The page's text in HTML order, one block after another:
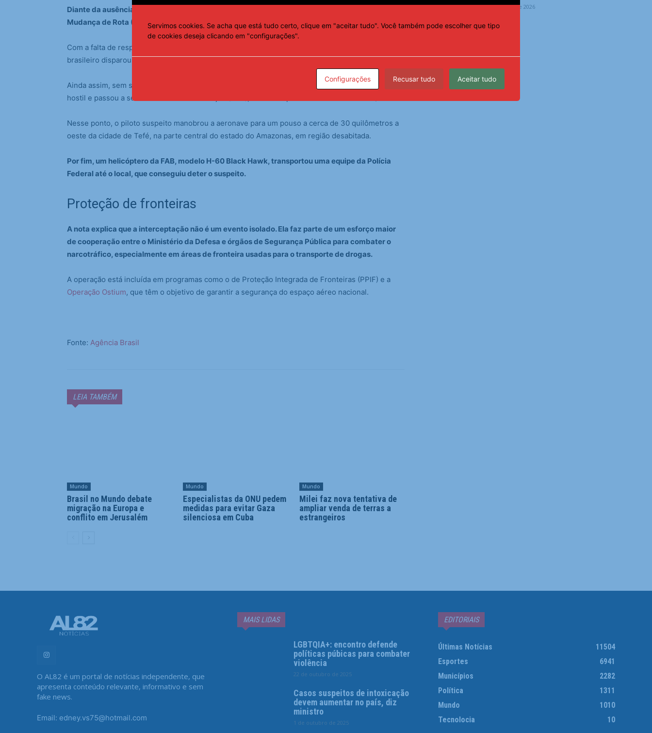
Diante da ausência de resposta, o próximo passo foi a ordem da Defesa Aeroespacial para a
Mudança de Rota (MRO) da aeronave monitorada.
Com a falta de resposta do piloto desta outra aeronave interceptada, o piloto do avião militar
brasileiro disparou tiros de aviso.
Ainda assim, sem sinal de colaboração do piloto seguido pela FAB, o avião foi classificado como
hostil e passou a ser alvo do Tiro de Detenção (TDE), conforme previsto no Decreto 5.144/04.
Nesse ponto, o piloto suspeito manobrou a aeronave para um pouso a cerca de 30 quilômetros a
oeste da cidade de Tefé, na parte central do estado do Amazonas, em região desabitada.
Por fim, um helicóptero da FAB, modelo H-60 Black Hawk, transportou uma equipe da Polícia
Federal até o local, que conseguiu deter o suspeito.
Proteção de fronteiras
A nota explica que a interceptação não é um evento isolado. Ela faz parte de um esforço maior
de cooperação entre o Ministério da Defesa e órgãos de Segurança Pública para combater o
narcotráfico, especialmente em áreas de fronteira usadas para o transporte de drogas.
A operação está incluída em programas como o de Proteção Integrada de Fronteiras (PPIF) e a
Operação Ostium, que têm o objetivo de garantir a segurança do espaço aéreo nacional.
Fonte: Agência Brasil
LEIA TAMBÉM
Mundo
Brasil no Mundo debate
migração na Europa e
conflito em Jerusalém
Mundo
Especialistas da ONU pedem
medidas para evitar Gaza
silenciosa em Cuba
Mundo
Milei faz nova tentativa de
ampliar venda de terras a
estrangeiros
6 de agosto de 2026
O AL82 é um portal de notícias independente, que
apresenta conteúdo relevante, informativo e sem
fake news.
Email: edney.vs75@hotmail.com
MAIS LIDAS
LGBTQIA+: encontro defende
políticas púbicas para combater
violência
22 de outubro de 2025
Casos suspeitos de intoxicação
devem aumentar no país, diz
ministro
1 de outubro de 2025
EDITORIAIS
Últimas Notícias
11504
Esportes
6941
Municípios
2282
Política
1311
Mundo
1010
Tecnolocia
10
Servimos cookies. Se acha que está tudo certo, clique em "aceitar tudo". Você também pode escolher que tipo
de cookies deseja clicando em "configurações".
Configurações Recusar tudo Aceitar tudo